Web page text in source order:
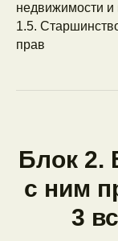
недвижимости
1.5.
прав
Блок 2.
с ним
3